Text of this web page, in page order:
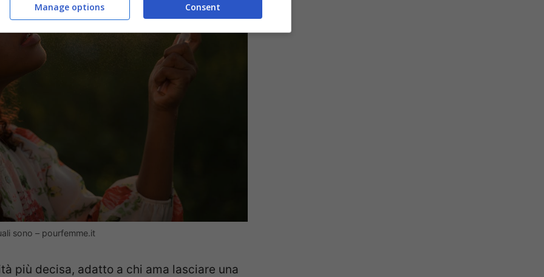
sono – pourfemme.it
più decisa, adatto a chi ama lasciare una
Consent
Manage options